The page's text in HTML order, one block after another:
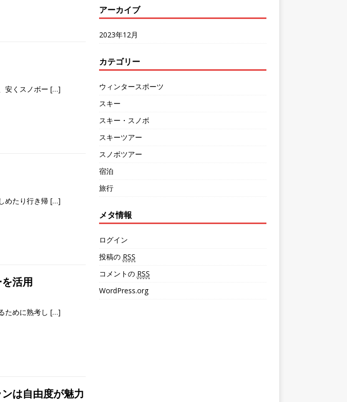
安くスノボー […]
めたり行き帰 […]
活用
ために熟考し […]
は自由度が魅力
アーカイブ
2023年12月
カテゴリー
ウィンタースポーツ
スキー
スキー・スノボ
スキーツアー
スノボツアー
宿泊
旅行
メタ情報
ログイン
投稿の RSS
コメントの RSS
WordPress.org